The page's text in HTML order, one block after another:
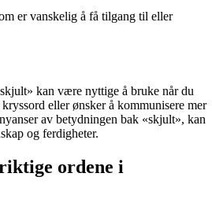
er vanskelig å få tilgang til eller
kan være nyttige å bruke når du
eller ønsker å kommunisere mer
av betydningen bak «skjult», kan
og ferdigheter.
ordene i